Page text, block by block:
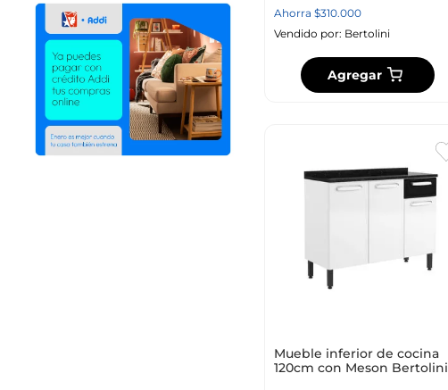
Ahorra $310.000
Vendido por: Bertolini
Agregar
Mueble inferior de cocina
120cm con Meson Bertolini